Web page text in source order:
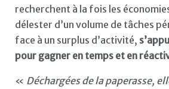
recherchent à la fois les
délester d’un volume de tâches
face à un surplus d’activité,
pour gagner en temps et en
« Déchargées de la paperasse,